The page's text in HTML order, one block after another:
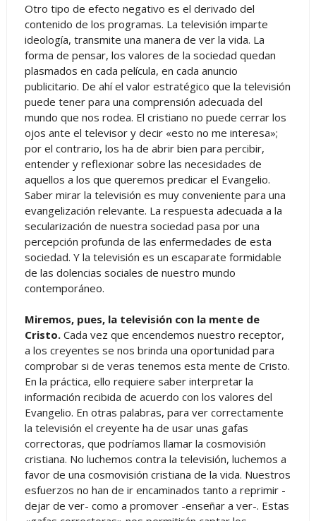
Otro tipo de efecto negativo es el derivado del
contenido de los programas. La televisión imparte
ideología, transmite una manera de ver la vida. La
forma de pensar, los valores de la sociedad quedan
plasmados en cada película, en cada anuncio
publicitario. De ahí el valor estratégico que la televisión
puede tener para una comprensión adecuada del
mundo que nos rodea. El cristiano no puede cerrar los
ojos ante el televisor y decir «esto no me interesa»;
por el contrario, los ha de abrir bien para percibir,
entender y reflexionar sobre las necesidades de
aquellos a los que queremos predicar el Evangelio.
Saber mirar la televisión es muy conveniente para una
evangelización relevante. La respuesta adecuada a la
secularización de nuestra sociedad pasa por una
percepción profunda de las enfermedades de esta
sociedad. Y la televisión es un escaparate formidable
de las dolencias sociales de nuestro mundo
contemporáneo.
Miremos, pues, la televisión con la mente de
Cristo.Cada vez que encendemos nuestro receptor,
a los creyentes se nos brinda una oportunidad para
comprobar si de veras tenemos esta mente de Cristo.
En la práctica, ello requiere saber interpretar la
información recibida de acuerdo con los valores del
Evangelio. En otras palabras, para ver correctamente
la televisión el creyente ha de usar unas gafas
correctoras, que podríamos llamar la cosmovisión
cristiana. No luchemos contra la televisión, luchemos a
favor de una cosmovisión cristiana de la vida. Nuestros
esfuerzos no han de ir encaminados tanto a reprimir -
dejar de ver- como a promover -enseñar a ver-. Estas